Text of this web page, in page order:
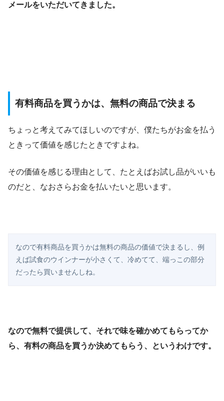
メールをいただいてきました。
有料商品を買うかは、無料の商品で決まる
ちょっと考えてみてほしいのですが、僕たちがお金を払う
ときって価値を感じたときですよね。
その価値を感じる理由として、たとえばお試し品がいいも
のだと、なおさらお金を払いたいと思います。
なので有料商品を買うかは無料の商品の価値で決まるし、例
えば試食のウインナーが小さくて、冷めてて、端っこの部分
だったら買いませんしね。
なので無料で提供して、それで味を確かめてもらってか
ら、有料の商品を買うか決めてもらう、というわけです。